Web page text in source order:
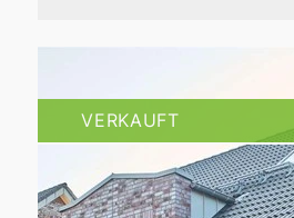
VERKAUFT